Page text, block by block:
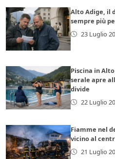
Alto Adige, il
sempre più
23 Luglio
Piscina in
serale apre
divide
22 Luglio
Fiamme nel
vicino al
21 Luglio